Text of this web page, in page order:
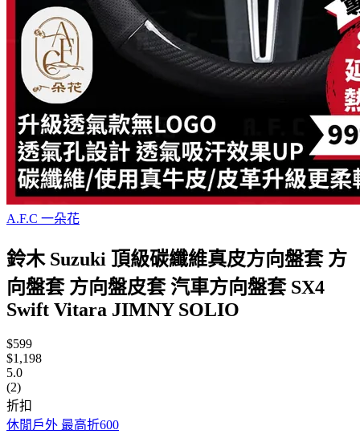
A.F.C 一朵花
鈴木 Suzuki 頂級碳纖維真皮方向盤套 方
向盤套 方向盤皮套 汽車方向盤套 SX4
Swift Vitara JIMNY SOLIO
$599
$1,198
5.0
(2)
折扣
休閒戶外 最高折600